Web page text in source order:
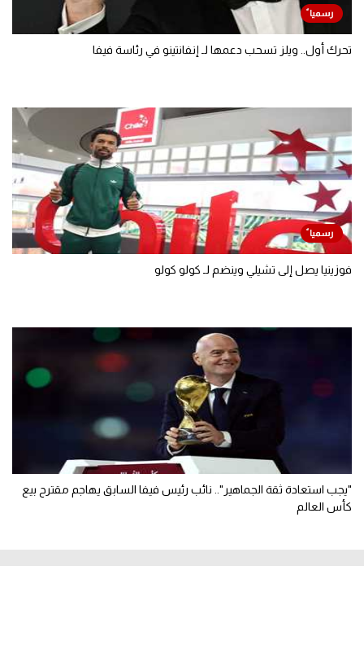
تحرك أول.. ويلز تسحب دعمها لـ إنفانتينو في رئاسة فيفا
فوزينيا يصل إلى تشيلي وينضم لـ كولو كولو
"يجب استعادة ثقة الجماهير".. نائب رئيس فيفا السابق يهاجم مقترح بيع
كأس العالم